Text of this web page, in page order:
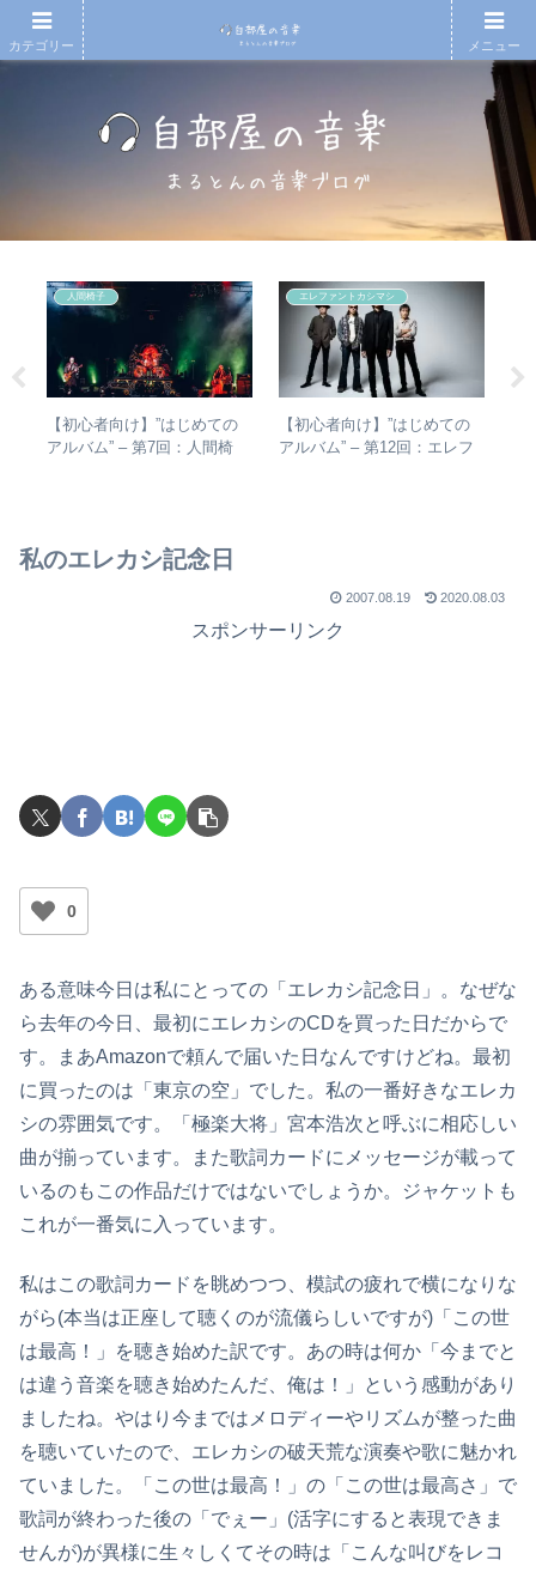
人間椅子
【初心者向け】”はじめての
アルバム” – 第7回：人間椅
エレファントカシマシ
【初心者向け】”はじめての
アルバム” – 第12回：エレフ
私のエレカシ記念日
2007.08.19 2020.08.03
スポンサーリンク
0
ある意味今日は私にとっての「エレカシ記念日」。なぜな
ら去年の今日、最初にエレカシのCDを買った日だからで
す。まあAmazonで頼んで届いた日なんですけどね。最初
に買ったのは「東京の空」でした。私の一番好きなエレカ
シの雰囲気です。「極楽大将」宮本浩次と呼ぶに相応しい
曲が揃っています。また歌詞カードにメッセージが載って
いるのもこの作品だけではないでしょうか。ジャケットも
これが一番気に入っています。
私はこの歌詞カードを眺めつつ、模試の疲れで横になりな
がら(本当は正座して聴くのが流儀らしいですが)「この世
は最高！」を聴き始めた訳です。あの時は何か「今までと
は違う音楽を聴き始めたんだ、俺は！」という感動があり
ましたね。やはり今まではメロディーやリズムが整った曲
を聴いていたので、エレカシの破天荒な演奏や歌に魅かれ
ていました。「この世は最高！」の「この世は最高さ」で
歌詞が終わった後の「でぇー」(活字にすると表現できま
せんが)が異様に生々しくてその時は「こんな叫びをレコ
カテゴリー メニュー